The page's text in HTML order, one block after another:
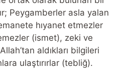
Peygamberler asla yalan
hıyanet etmezler
(ismet), zeki ve
aldıkları bilgileri
ulaştırırlar (tebliğ).